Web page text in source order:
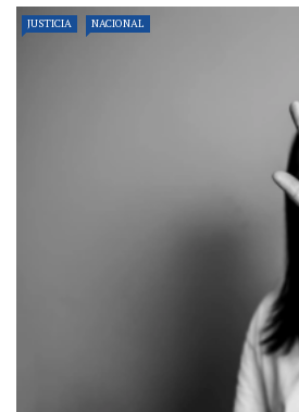
JUSTICIA NACIONAL